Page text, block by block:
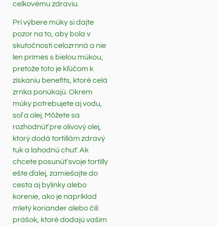
celkovému zdraviu.
Pri výbere múky si dajte
pozor na to, aby bola v
skutočnosti celozrnná a nie
len prímes s bielou múkou,
pretože toto je kľúčom k
získaniu benefits, ktoré celá
zrnka ponúkajú. Okrem
múky potrebujete aj vodu,
soľ a olej. Môžete sa
rozhodnúť pre olivový olej,
ktorý dodá tortillám zdravý
tuk a lahodnú chuť. Ak
chcete posunúť svoje tortilly
ešte ďalej, zamiešajte do
cesta aj bylinky alebo
korenie, ako je napríklad
mletý koriander alebo čili
prášok, ktoré dodajú vašim